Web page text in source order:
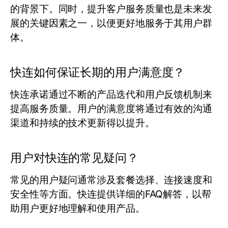
的背景下。同时，提升客户服务质量也是未来发
展的关键因素之一，以便更好地服务于其用户群
体。
快连如何保证长期的用户满意度？
快连承诺通过不断的产品迭代和用户反馈机制来
提高服务质量。用户的满意度将通过有效的沟通
渠道和持续的技术更新得以提升。
用户对快连的常见疑问？
常见的用户疑问通常涉及套餐选择、连接速度和
安全性等方面。快连提供详细的FAQ解答，以帮
助用户更好地理解和使用产品。